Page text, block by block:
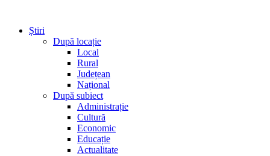
Știri
După locație
Local
Rural
Județean
Național
După subiect
Administrație
Cultură
Economic
Educație
Actualitate